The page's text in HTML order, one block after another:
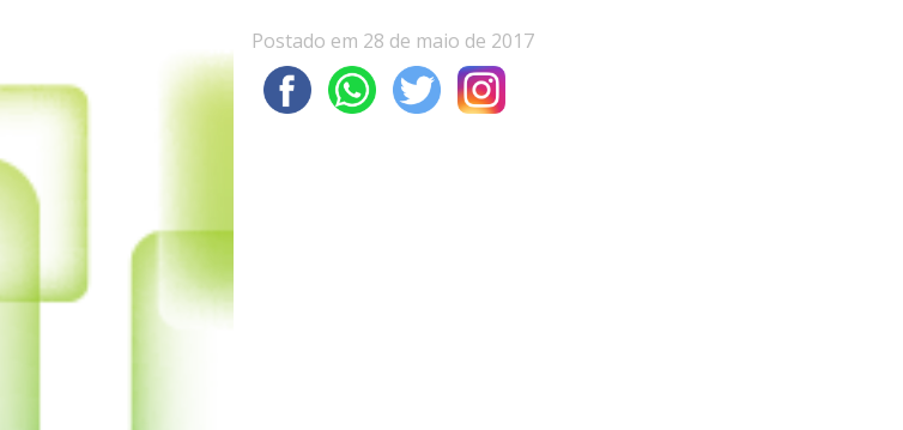
Postado em 28 de maio de 2017